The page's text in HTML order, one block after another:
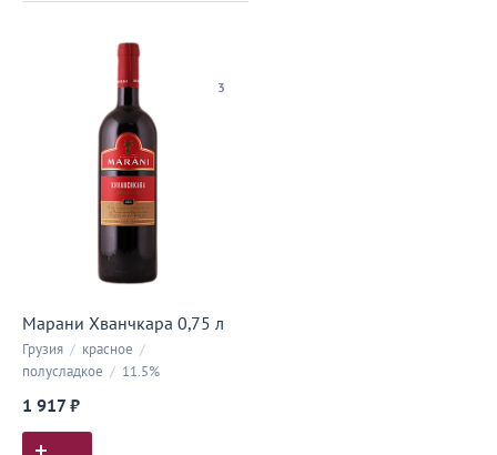
3
Марани Хванчкара 0,75 л
Грузия / красное /
полусладкое / 11.5%
1 917 ₽